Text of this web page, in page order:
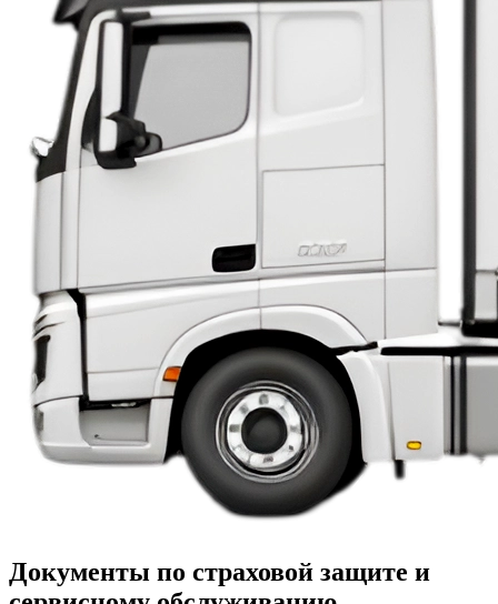
Документы по страховой защите и